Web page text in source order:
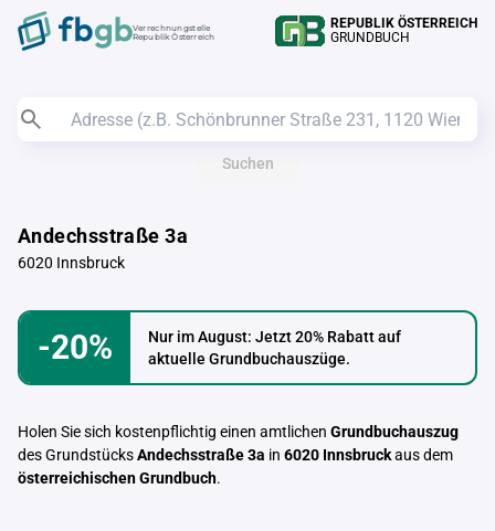
Verrechnungstelle
Republik Österreich
REPUBLIK ÖSTERREICH
GRUNDBUCH
Suchen
Andechsstraße 3a
6020 Innsbruck
-20%
Nur im August: Jetzt 20% Rabatt auf
aktuelle Grundbuchauszüge.
Holen Sie sich kostenpflichtig einen amtlichen Grundbuchauszug
des GrundstücksAndechsstraße 3a in 6020 Innsbruckaus dem
österreichischen Grundbuch.